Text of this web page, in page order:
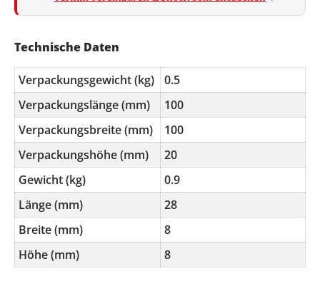
Technische Daten
Verpackungsgewicht (kg)
0.5
Verpackungslänge (mm)
100
Verpackungsbreite (mm)
100
Verpackungshöhe (mm)
20
Gewicht (kg)
0.9
Länge (mm)
28
Breite (mm)
8
Höhe (mm)
8